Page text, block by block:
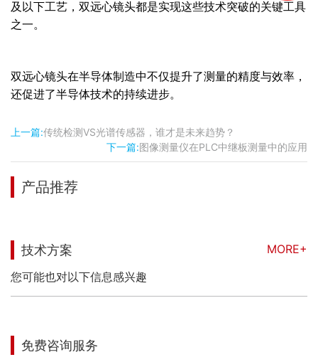
及以下工艺，双远心镜头都是实现这些技术突破的关键工具
之一。
双远心镜头在半导体制造中不仅提升了测量的精度与效率，
还促进了半导体技术的持续进步。
上一篇:传统检测VS光谱传感器，谁才是未来趋势？
下一篇:图像测量仪在PLC中继板测量中的应用
产品推荐
技术方案
MORE+
您可能也对以下信息感兴趣
免费咨询服务